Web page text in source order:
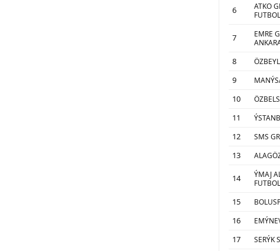
6
ATKO
7
EMRE
8
9
10
11
12
SMS
13
14
ÝMAJ
15
16
17
SERÝK